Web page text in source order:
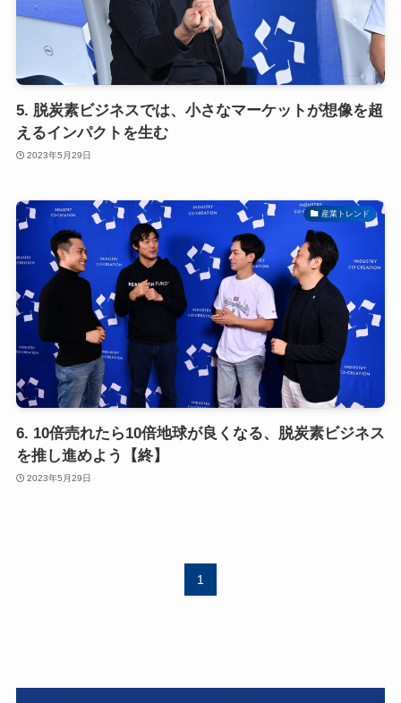
5. 脱炭素ビジネスでは、小さなマーケットが想像を超
えるインパクトを生む
2023年5月29日
産業トレンド
6. 10倍売れたら10倍地球が良くなる、脱炭素ビジネス
を推し進めよう【終】
2023年5月29日
1